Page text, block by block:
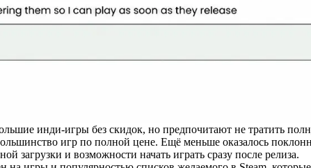
инди-игры без скидок, но предпочитают не тратить
игр по полной цене. Ещё меньше оказалось
загрузки и возможности начать играть сразу после релиза.